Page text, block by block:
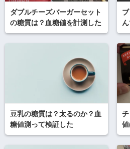
ダブルチーズバーガーセット
の糖質は？血糖値を計測した
豆乳の糖質は？太るのか？血
糖値測って検証した